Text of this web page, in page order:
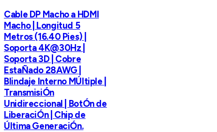
Cable DP Macho a HDMI
Macho | Longitud 5
Metros (16.40 Pies) |
Soporta 4K@30Hz |
Soporta 3D | Cobre
EstaÑado 28AWG |
Blindaje Interno MÚltiple |
TransmisiÓn
Unidireccional | BotÓn de
LiberaciÓn | Chip de
Última GeneraciÓn.